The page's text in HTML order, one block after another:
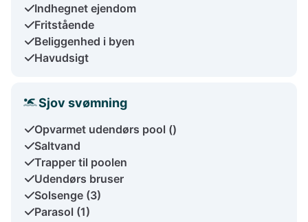
Indhegnet ejendom
Fritstående
Beliggenhed i byen
Havudsigt
Sjov svømning
Opvarmet udendørs pool ()
Saltvand
Trapper til poolen
Udendørs bruser
Solsenge (3)
Parasol (1)